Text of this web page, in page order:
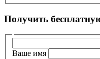
Получить
Ваше имя